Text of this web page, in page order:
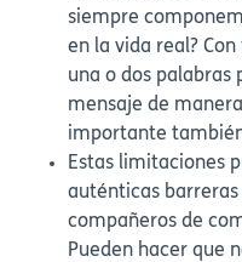
siempre
en la vida real?
una o dos
mensaje de
importante
Estas limitaciones
auténticas barreras
compañeros de
Pueden hacer que